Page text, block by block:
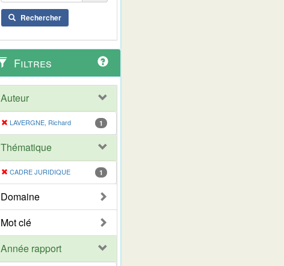
Rechercher
Filtres
Auteur
LAVERGNE, Richard 1
Thématique
CADRE JURIDIQUE 1
Domaine
Mot clé
Année rapport